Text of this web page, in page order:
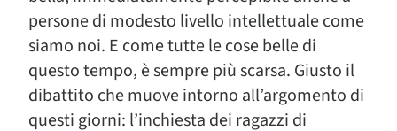
persone di modesto livello intellettuale come
siamo noi. E come tutte le cose belle di
questo tempo, è sempre più scarsa. Giusto il
dibattito che muove intorno all’argomento di
questi giorni: l’inchiesta dei ragazzi di